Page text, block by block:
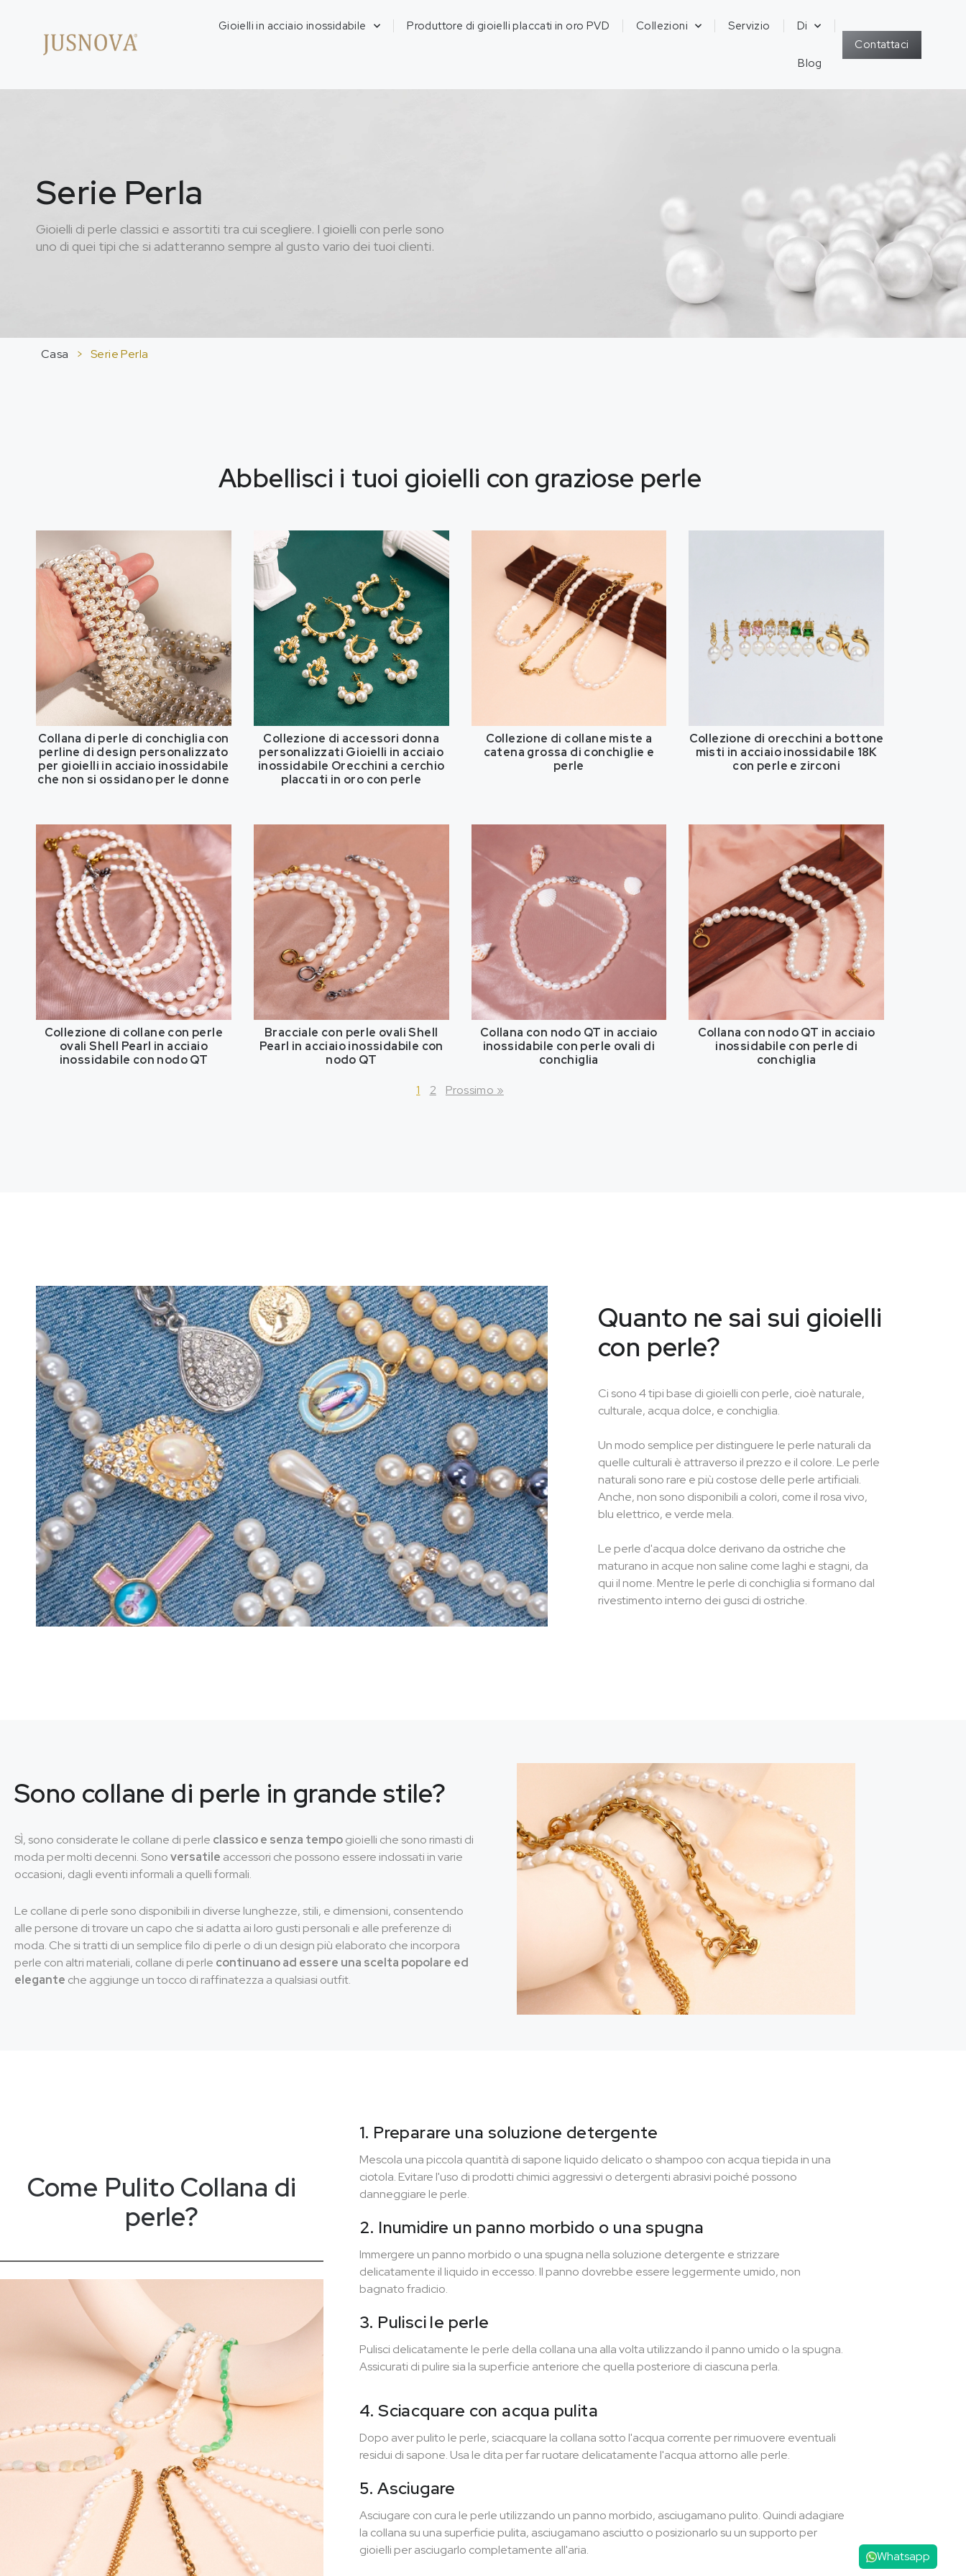
Gioielli in acciaio inossidabile Produttore di gioielli placcati in oro PVD Collezioni Servizio Di
Blog
Contattaci
Serie Perla
Gioielli di perle classici e assortiti tra cui scegliere. I gioielli con perle sono
uno di quei tipi che si adatteranno sempre al gusto vario dei tuoi clienti.
Casa > Serie Perla
Abbellisci i tuoi gioielli con graziose perle
Collana di perle di conchiglia con
perline di design personalizzato
per gioielli in acciaio inossidabile
che non si ossidano per le donne
Collezione di accessori donna
personalizzati Gioielli in acciaio
inossidabile Orecchini a cerchio
placcati in oro con perle
Collezione di collane miste a
catena grossa di conchiglie e
perle
Collezione di orecchini a bottone
misti in acciaio inossidabile 18K
con perle e zirconi
Collezione di collane con perle
ovali Shell Pearl in acciaio
inossidabile con nodo QT
Bracciale con perle ovali Shell
Pearl in acciaio inossidabile con
nodo QT
Collana con nodo QT in acciaio
inossidabile con perle ovali di
conchiglia
Collana con nodo QT in acciaio
inossidabile con perle di
conchiglia
1
2 Prossimo »
Quanto ne sai sui gioielli
con perle?
Ci sono 4 tipi base di gioielli con perle, cioè naturale,
culturale, acqua dolce, e conchiglia.
Un modo semplice per distinguere le perle naturali da
quelle culturali è attraverso il prezzo e il colore. Le perle
naturali sono rare e più costose delle perle artificiali.
Anche, non sono disponibili a colori, come il rosa vivo,
blu elettrico, e verde mela.
Le perle d'acqua dolce derivano da ostriche che
maturano in acque non saline come laghi e stagni, da
qui il nome. Mentre le perle di conchiglia si formano dal
rivestimento interno dei gusci di ostriche.
Sono collane di perle in grande stile?
SÌ, sono considerate le collane di perle classico e senza tempogioielli che sono rimasti di
moda per molti decenni. Sonoversatile accessori che possono essere indossati in varie
occasioni, dagli eventi informali a quelli formali.
Le collane di perle sono disponibili in diverse lunghezze, stili, e dimensioni, consentendo
alle persone di trovare un capo che si adatta ai loro gusti personali e alle preferenze di
moda. Che si tratti di un semplice filo di perle o di un design più elaborato che incorpora
perle con altri materiali, collane di perle continuano ad essere una scelta popolare ed
elegante che aggiunge un tocco di raffinatezza a qualsiasi outfit.
Come Pulito Collana di
perle?
1. Preparare una soluzione detergente
Mescola una piccola quantità di sapone liquido delicato o shampoo con acqua tiepida in una
ciotola. Evitare l'uso di prodotti chimici aggressivi o detergenti abrasivi poiché possono
danneggiare le perle.
2. Inumidire un panno morbido o una spugna
Immergere un panno morbido o una spugna nella soluzione detergente e strizzare
delicatamente il liquido in eccesso. Il panno dovrebbe essere leggermente umido, non
bagnato fradicio.
3. Pulisci le perle
Pulisci delicatamente le perle della collana una alla volta utilizzando il panno umido o la spugna.
Assicurati di pulire sia la superficie anteriore che quella posteriore di ciascuna perla.
4. Sciacquare con acqua pulita
Dopo aver pulito le perle, sciacquare la collana sotto l'acqua corrente per rimuovere eventuali
residui di sapone. Usa le dita per far ruotare delicatamente l'acqua attorno alle perle.
5. Asciugare
Asciugare con cura le perle utilizzando un panno morbido, asciugamano pulito. Quindi adagiare
la collana su una superficie pulita, asciugamano asciutto o posizionarlo su un supporto per
gioielli per asciugarlo completamente all'aria.
Whatsapp